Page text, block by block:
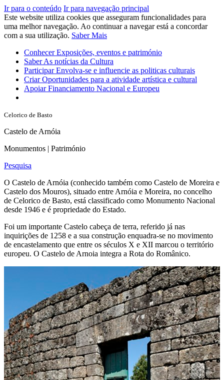
Ir para o conteúdo Ir para navegação principal
Este website utiliza cookies que asseguram funcionalidades para
uma melhor navegação. Ao continuar a navegar está a concordar
com a sua utilização. Saber Mais
ConhecerExposições, eventos e património
SaberAs notícias da Cultura
ParticiparEnvolva-se e influencie as politicas culturais
CriarOportunidades para a atividade artística e cultural
ApoiarFinanciamento Nacional e Europeu
Celorico de Basto
Castelo de Arnóia
Monumentos | Património
Pesquisa
O Castelo de Arnóia (conhecido também como Castelo de Moreira e
Castelo dos Mouros), situado entre Arnóia e Moreira, no concelho
de Celorico de Basto, está classificado como Monumento Nacional
desde 1946 e é propriedade do Estado.
Foi um importante Castelo cabeça de terra, referido já nas
inquirições de 1258 e a sua construção enquadra-se no movimento
de encastelamento que entre os séculos X e XII marcou o território
europeu. O Castelo de Arnoia integra a Rota do Românico.